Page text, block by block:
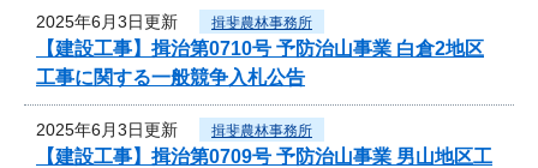
2025年6月3日更新 揖斐農林事務所
【建設工事】揖治第0710号 予防治山事業 白倉2地区
工事に関する一般競争入札公告
2025年6月3日更新 揖斐農林事務所
【建設工事】揖治第0709号 予防治山事業 男山地区工